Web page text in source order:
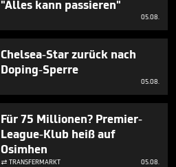
"Alles kann passieren"
05.08.
Chelsea-Star zurück nach
Doping-Sperre
05.08.
Für 75 Millionen? Premier-
League-Klub heiß auf
Osimhen
 TRANSFERMARKT 05.08.